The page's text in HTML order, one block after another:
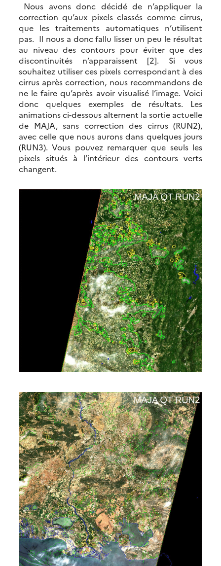
Nous avons donc décidé de n’appliquer la
correction qu’aux pixels classés comme cirrus,
que les traitements automatiques n’utilisent
pas. Il nous a donc fallu lisser un peu le résultat
au niveau des contours pour éviter que des
discontinuités n’apparaissent [2]. Si vous
souhaitez utiliser ces pixels correspondant à des
cirrus après correction, nous recommandons de
ne le faire qu’après avoir visualisé l’image. Voici
donc quelques exemples de résultats. Les
animations ci-dessous alternent la sortie actuelle
de MAJA, sans correction des cirrus (RUN2),
avec celle que nous aurons dans quelques jours
(RUN3). Vous pouvez remarquer que seuls les
pixels situés à l’intérieur des contours verts
changent.